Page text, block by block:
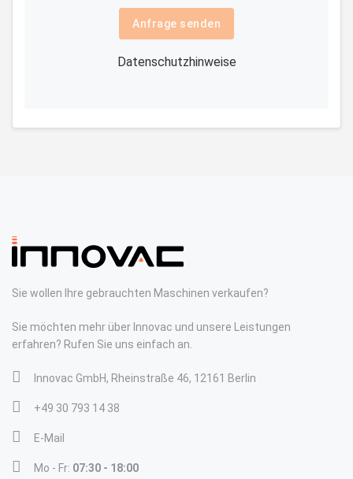
Anfrage senden
Datenschutzhinweise
Sie wollen Ihre gebrauchten Maschinen verkaufen?
Sie möchten mehr über Innovac und unsere Leistungen
erfahren? Rufen Sie uns einfach an.
Innovac GmbH, Rheinstraße 46, 12161 Berlin
+49 30 793 14 38
E-Mail
Mo - Fr: 07:30 - 18:00